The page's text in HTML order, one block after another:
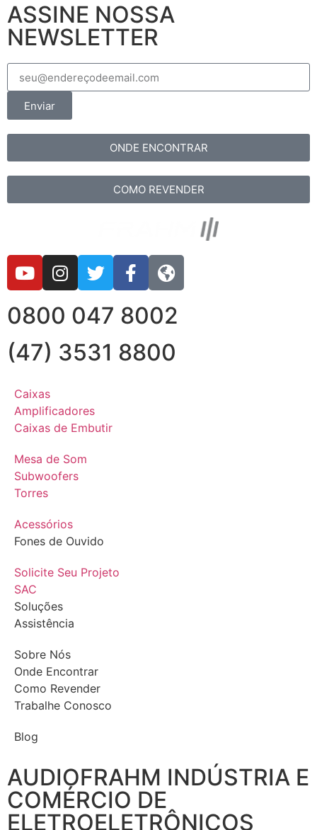
ASSINE NOSSA
NEWSLETTER
Enviar
ONDE ENCONTRAR
COMO REVENDER
0800 047 8002
(47) 3531 8800
Caixas
Amplificadores
Caixas de Embutir
Mesa de Som
Subwoofers
Torres
Acessórios
Fones de Ouvido
Solicite Seu Projeto
SAC
Soluções
Assistência
Sobre Nós
Onde Encontrar
Como Revender
Trabalhe Conosco
Blog
AUDIOFRAHM INDÚSTRIA E
COMÉRCIO DE
ELETROELETRÔNICOS